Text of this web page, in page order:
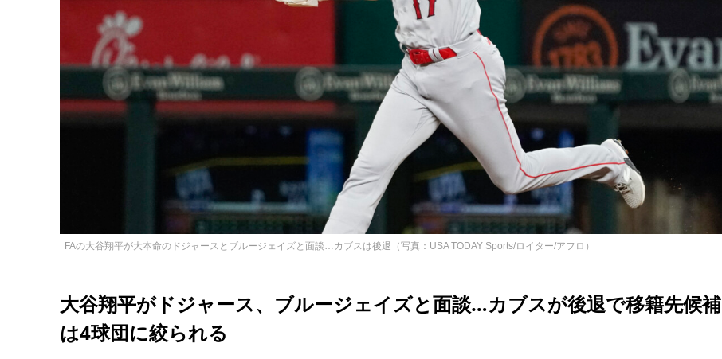
FAの大谷翔平が大本命のドジャースとブルージェイズと面談…カブスは後退（写真：USA TODAY Sports/ロイター/アフロ）
大谷翔平がドジャース、ブルージェイズと面談…カブスが後退で移籍先候補
は4球団に絞られる